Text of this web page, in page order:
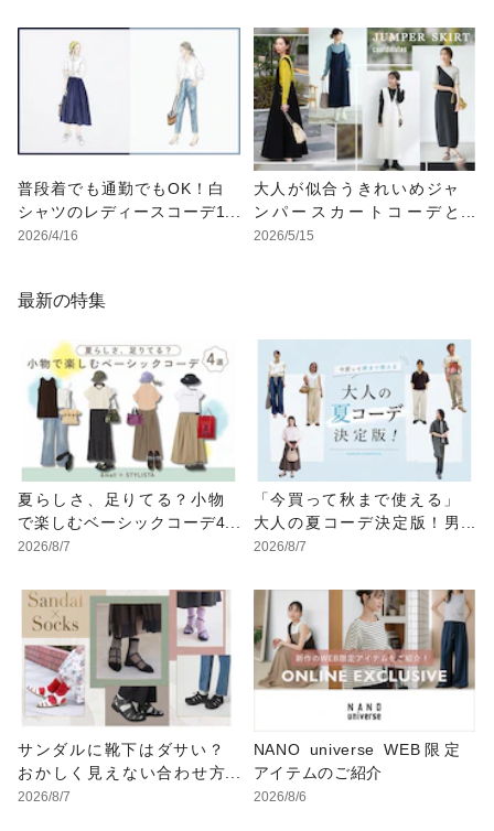
普段着でも通勤でもOK！白
シャツのレディースコーデ1
0選
2026/4/16
大人が似合うきれいめジャ
ンパースカートコーデと
は？ 着こなしのコツとおす
2026/5/15
最新の特集
夏らしさ、足りてる？小物
で楽しむベーシックコーデ4
選
2026/8/7
「今買って秋まで使える」
大人の夏コーデ決定版！男
女別正解スタイルとNGな着
2026/8/7
サンダルに靴下はダサい？
おかしく見えない合わせ方
の黄金法則と男女別おすす
2026/8/7
NANO universe WEB限定
アイテムのご紹介
2026/8/6